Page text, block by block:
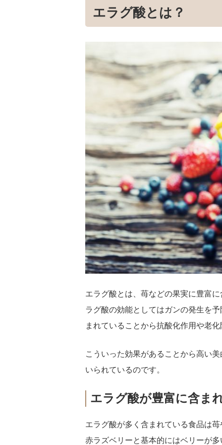
エラグ酸とは？
エラグ酸とは、苺などの果実に豊富
ラグ酸の効能としてはガンの発生を
まれていることから抗酸化作用や老
こういった効果があることから高い
いられているのです。
エラグ酸が豊富に含ま
エラグ酸が多く含まれている食品は
赤ラズベリーと基本的にはベリーが